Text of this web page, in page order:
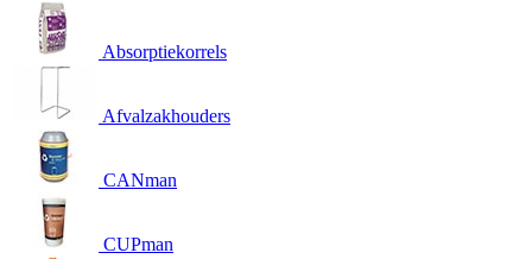
Absorptiekorrels
Afvalzakhouders
CANman
CUPman